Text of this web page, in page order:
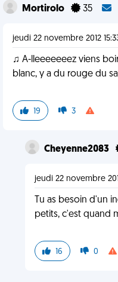
Mortirolo 35
jeudi 22 novembre 2012
♫ A-lleeeeeeez viens
blanc, y a du rouge du
19 3
Cheyenne2083
jeudi 22 novembre
Tu as besoin d'un
petits, c'est quand
16 0